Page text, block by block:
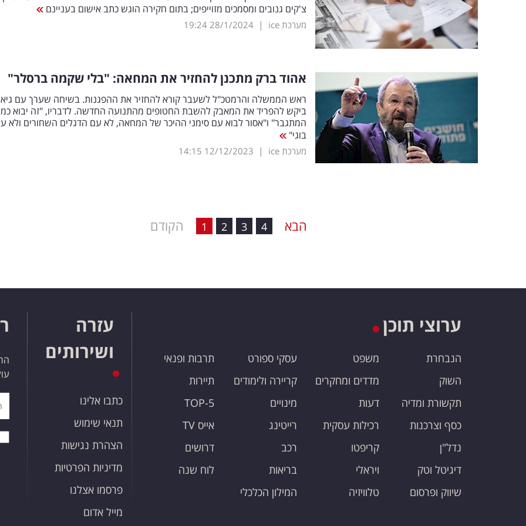
צ'קים גנובים ומסמכים מזוייפים; בתום חקירה הוגש כתב אישום בעניינם
מערכת ice |
28/1/2024
19:24
אהוד ברק מתכנן להחזיר את המחאה: "בלי שקמה ברסלר"
ראש הממשלה והרמטכ"ל לשעבר קורא להחזיר את ההפגנות. בשיחה שערך עם גיא
ביקש להפריד את המאבק להשבת החטופים מהתנועה החדשה. לדבריו, "זה יבוא
המתגבר" ו"אסור לבוא עם סימני ההיכר של המחאה, לא עם הדגלים השחורים ולא
בוגי"
מערכת ice |
12/12/2023
14:15
הקודם 1 2 3 4 הבא
ערוצי תוכן
הנבחרת
השוק
תקשורת ומדיה
כסף וצרכנות
נדל"ן
דיגיטל וטק
שיווק ופרסום
משפט
מדדים ומחקרים
דעות
רכילות עסקית
קריפטו
ויראלי
טלוויזיה
עסקי ספורט
קריירה ולימודים
מינויים
רייטינג
רכב
בריאות
המילון הכלכלי
תרבות ופנאי
תיירות
TOP-5
אייס TV
דרושים
לוח שנה
עזרה
ושירותים
כתבו אלינו
תנאי שימוש
הצהרת נגישות
מדיניות הפרטיות
פרסמו אצלנו
מייל אדום